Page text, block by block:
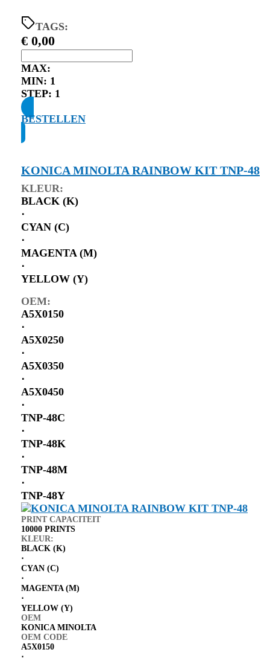
TAGS:
€ 0,00
MAX:
MIN: 1
STEP: 1
BESTELLEN
KONICA MINOLTA RAINBOW KIT TNP-48
KLEUR:
BLACK (K)
⋅
CYAN (C)
⋅
MAGENTA (M)
⋅
YELLOW (Y)
OEM:
A5X0150
⋅
A5X0250
⋅
A5X0350
⋅
A5X0450
⋅
TNP-48C
⋅
TNP-48K
⋅
TNP-48M
⋅
TNP-48Y
PRINT CAPACITEIT
10000 PRINTS
KLEUR:
BLACK (K)
⋅
CYAN (C)
⋅
MAGENTA (M)
⋅
YELLOW (Y)
OEM
KONICA MINOLTA
OEM CODE
A5X0150
⋅